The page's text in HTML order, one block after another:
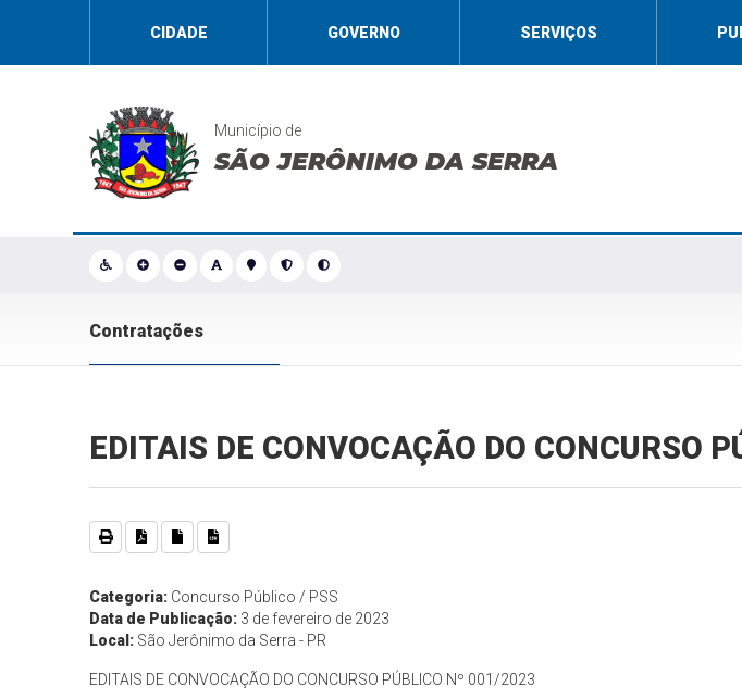
CIDADE GOVERNO SERVIÇOS
Município de
SÃO JERÔNIMO DA SERRA
Contratações
EDITAIS DE CONVOCAÇÃO DO CONCURSO
Categoria: Concurso Público / PSS
Data de Publicação: 3 de fevereiro de 2023
Local: São Jerônimo da Serra - PR
EDITAIS DE CONVOCAÇÃO DO CONCURSO PÚBLICO Nº 001/2023